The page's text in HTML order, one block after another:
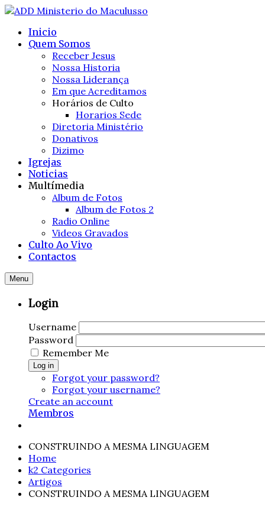
Inicio
Quem Somos
Receber Jesus
Nossa Historia
Nossa Liderança
Em que Acreditamos
Horários de Culto
Horarios Sede
Diretoria Ministério
Donativos
Dizimo
Igrejas
Noticias
Multímedia
Album de Fotos
Album de Fotos 2
Radio Online
Videos Gravados
Culto Ao Vivo
Contactos
Menu
Login
Username
Password
Remember Me
Log in
Forgot your password?
Forgot your username?
Create an account
Membros
CONSTRUINDO A MESMA LINGUAGEM
Home
k2 Categories
Artigos
CONSTRUINDO A MESMA LINGUAGEM